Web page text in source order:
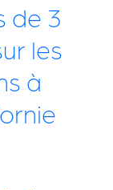
de 3
les
à